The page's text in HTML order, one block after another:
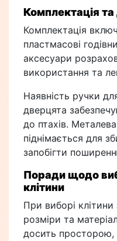
Комплектація та
Комплектація
пластмасові
аксесуари
використання та
Наявність ручки
дверцята
до птахів.
піднімається для
запобігти
Поради щодо
клітини
При виборі клітини
розміри та
досить просторою,